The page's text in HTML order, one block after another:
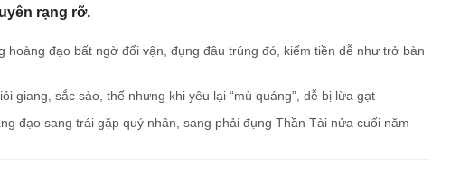
rạng rỡ.
hoàng đạo bất ngờ đổi vận, đụng đâu trúng đó, kiếm tiền dễ như trở bàn
giang, sắc sảo, thế nhưng khi yêu lại “mù quáng”, dễ bị lừa gạt
đạo sang trái gặp quý nhân, sang phải đụng Thần Tài nửa cuối năm